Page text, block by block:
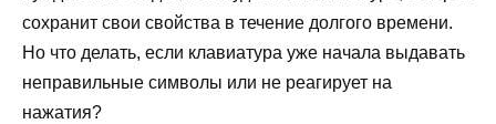
сохранит свои свойства в течение долгого времени.
Но что делать, если клавиатура уже начала выдавать
неправильные символы или не реагирует на
нажатия?